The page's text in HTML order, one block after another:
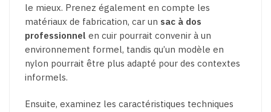
le mieux. Prenez également en compte les
matériaux de fabrication, car un sac à dos
professionnel en cuir pourrait convenir à un
environnement formel, tandis qu’un modèle en
nylon pourrait être plus adapté pour des contextes
informels.
Ensuite, examinez les caractéristiques techniques